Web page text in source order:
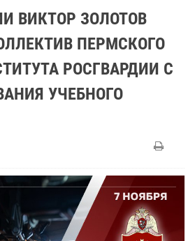
ВИКТОР ЗОЛОТОВ
ПЕРМСКОГО
РОСГВАРДИИ С
УЧЕБНОГО